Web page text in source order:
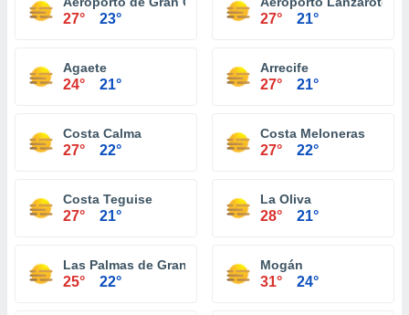
27° 23° 27° 21°
Agaete
24° 21°
Arrecife
27° 21°
Costa Calma
27° 22°
Costa Meloneras
27° 22°
Costa Teguise
27° 21°
La Oliva
28° 21°
Las Palmas de Gran Canaria
25° 22°
Mogán
31° 24°